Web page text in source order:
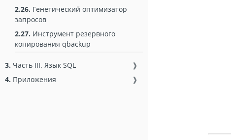
2.26. Генетический оптимизатор
запросов
2.27. Инструмент резервного
копирования qbackup
3. Часть III. Язык SQL
❱
4. Приложения ❱